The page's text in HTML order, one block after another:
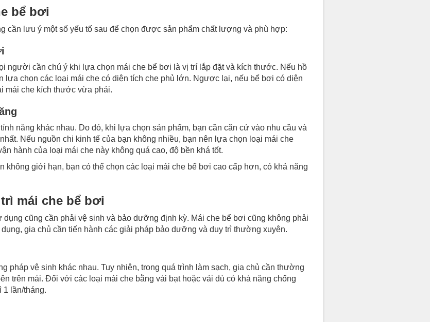
bể bơi
cần lưu ý một số yếu tố sau để chọn được sản phẩm chất lượng và phù hợp:
người cần chú ý khi lựa chọn mái che bể bơi là vị trí lắp đặt và kích thước. Nếu hồ
lựa chọn các loại mái che có diện tích che phủ lớn. Ngược lại, nếu bể bơi có diện
mái che kích thước vừa phải.
năng khác nhau. Do đó, khi lựa chọn sản phẩm, bạn cần căn cứ vào nhu cầu và
Nếu nguồn chi kinh tế của bạn không nhiều, bạn nên lựa chọn loại mái che
hành của loại mái che này không quá cao, độ bền khá tốt.
không giới hạn, bạn có thể chọn các loại mái che bể bơi cao cấp hơn, có khả năng
mái che bể bơi
dụng cũng cần phải vệ sinh và bảo dưỡng định kỳ. Mái che bể bơi cũng không phải
gia chủ cần tiến hành các giải pháp bảo dưỡng và duy trì thường xuyên.
pháp vệ sinh khác nhau. Tuy nhiên, trong quá trình làm sạch, gia chủ cần thường
trên mái. Đối với các loại mái che bằng vải bạt hoặc vải dù có khả năng chống
1 lần/tháng.